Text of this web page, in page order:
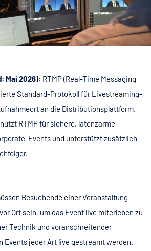
Mai 2026): RTMP (Real-Time Messaging
Standard-Protokoll für Livestreaming-
an die Distributionsplattform.
RTMP für sichere, latenzarme
Events und unterstützt zusätzlich
Besuchende einer Veranstaltung
Ort sein, um das Event live miterleben zu
Technik und voranschreitender
Events jeder Art live gestreamt werden.